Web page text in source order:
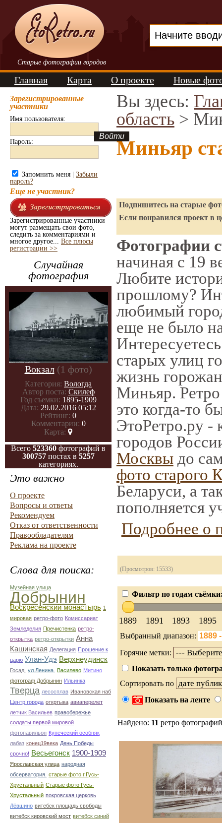
Старые фотографии городов
Главная Карта О проекте Новые
Зарегистрированные
участники
Имя пользователя:
Пароль:
Запомнить меня | Забыли
пароль?
Еще не участник?
Зарегистрированные участники
могут размещать свои фото,
следить за комментариями и
многое другое... Все плюсы
регистрации >>
Случайная
фотография
Вокзал (1 фото)
Категория: Вологда
Автор поста: Скилеф
Год съемки: 1895-1909
Дата: 29.02.2016 05:12
Рейтинг: 0
Комментарии: 0
Карта:
Всего 523360 фотографий в
300757постах в 5257
категориях.
Это важно
О проекте
Вопросы и ответы
Рекомендуем
Отказ от ответственности
Правообладателям
Реклама на проекте
Слова для поиска:
Музейная улица
Добрынин
Воскресенский монастырь 1
мировая ретро-фото Комиссариат
Земледелия Пречистенка ретро-
открытка ретро-открытки Анна
Кашинская Делегация Прошение к
царю Улан-Удэ Верхнеудинск
Госад. ул.Ленина. Василево Митино
фотограф Добрынин Ильинка
Тверца лесосплав Ивановская наб
Центр города откртыка авиаперелет
летчик Васильев правобережье
солдаты первой мировой
фотопавильон Купеческий особняк
лабаз конец19века День Победы
срочно! Весьегонск 1900-1909
Ярославская улица народная
обсерватория. старые фото г.Гусь-
Хрустальный Старые фото Гусь-
Хрустальный покровская церковь
Лёвшино витебск площадь свободы
витебск кировский мост витебск синий
Вы здесь:
область >
Миньяр
Подпишитесь на старые
Если понравился проект в
Фотографии
начиная с 19
Любите
прошлому?
любимый
еще не было
старых улиц
жизнь
Миньяр. Ретро
это когда-то
ЭтоРетро.ру -
городов
Москвы до
фото старого
Беларуси, а
пополняется
Подробнее о
(Просмотров: 15533)
Фильтр по годам
1889 1891 1893 1895
Выбранный диапазон:
Горячие метки:
Показать только
Сортировать по
Показать на ленте
Найдено: 11 ретро